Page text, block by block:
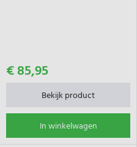
€ 85,95
Bekijk product
In winkelwagen